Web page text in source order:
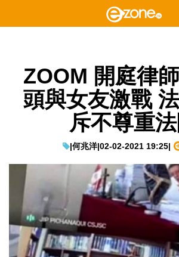
ZOOM 開庭律
頭與女友激戰
斥不尊重
|何兆洋|02-02-2021 19:25|